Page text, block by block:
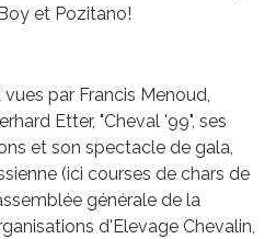
et Pozitano!
par Francis Menoud,
Etter, "Cheval '99", ses
et son spectacle de gala,
(ici courses de chars de
générale de la
d'Elevage Chevalin,